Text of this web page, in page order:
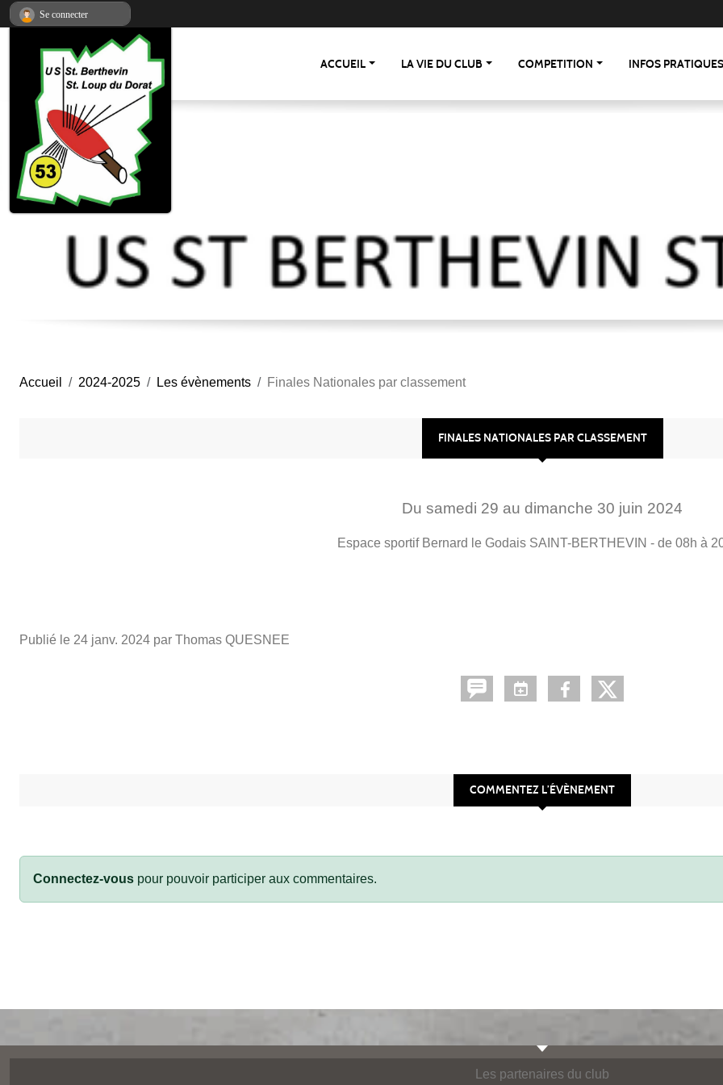
ACCUEIL LA VIE DU CLUB COMPETITION INFOS
Accueil 2024-2025 Les évènements Finales Nationales par classement
FINALES NATIONALES PAR CLASSEMENT
Du samedi 29 au dimanche 30 juin 2024
Espace sportif Bernard le Godais SAINT-BERTHEVIN - de 08h à
Publié le 24 janv. 2024 par Thomas QUESNEE
COMMENTEZ L’ÉVÈNEMENT
Connectez-vous pour pouvoir participer aux commentaires.
Les partenaires du club
Se connecter
Panneau de gestion des cookies